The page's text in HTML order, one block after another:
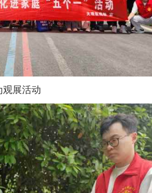
观展活动